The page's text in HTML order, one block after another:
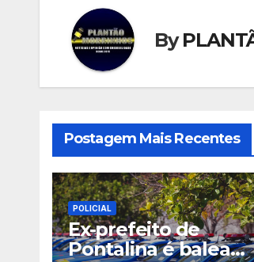
By
Postagem Mais Recentes
POLICIAL
Ex-prefeito de
Pontalina é baleado